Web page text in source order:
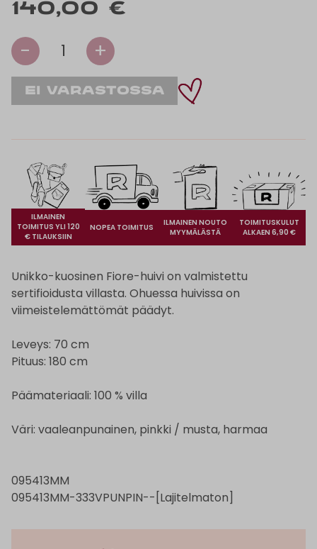
140,00 €
- 1 +
ILMAINEN
TOIMITUS YLI 120
€ TILAUKSIIN
NOPEA TOIMITUS
ILMAINEN NOUTO
MYYMÄLÄSTÄ
TOIMITUSKULUT
ALKAEN 6,90 €
Unikko-kuosinen Fiore-huivi on valmistettu
sertifioidusta villasta. Ohuessa huivissa on
viimeistelemättömät päädyt.
Leveys: 70 cm
Pituus: 180 cm
Päämateriaali: 100 % villa
Väri: vaaleanpunainen, pinkki / musta, harmaa
095413MM
095413MM-333VPUNPIN--[Lajitelmaton]